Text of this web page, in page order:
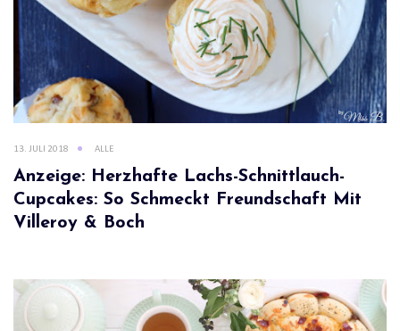
13. JULI 2018 ALLE
Anzeige: Herzhafte Lachs-Schnittlauch-
Cupcakes: So Schmeckt Freundschaft Mit
Villeroy & Boch